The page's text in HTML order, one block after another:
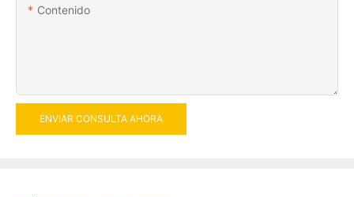
Contenido
ENVIAR CONSULTA AHORA